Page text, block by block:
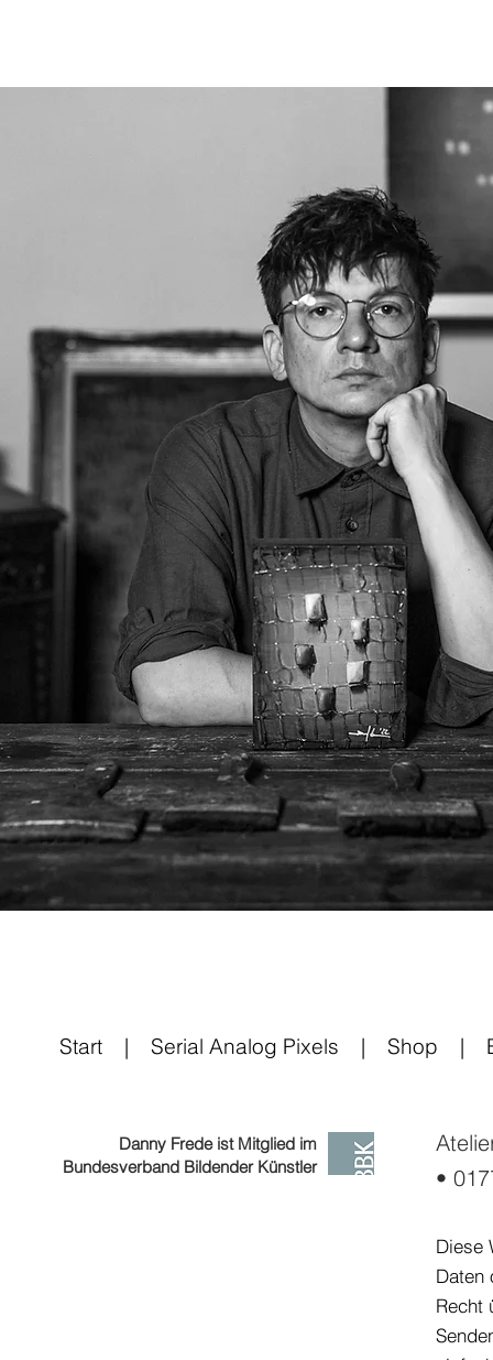
Start | Serial Analog Pixels | Shop |
Danny Frede ist Mitglied im
Bundesverband Bildender Künstler
•
Diese
Daten
Recht